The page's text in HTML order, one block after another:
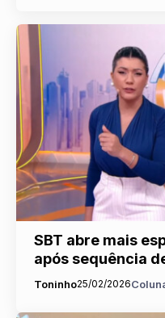
SBT abre mais
após sequência
Toninho25/02/2026